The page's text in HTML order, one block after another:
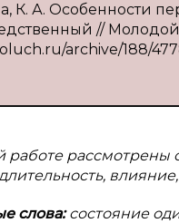
К. А. Особенности
//
archive/188/
работе рассмотрены
длительность,
слова:состояние